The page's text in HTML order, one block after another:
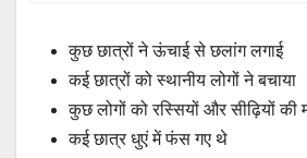
कुछ छात्रों ने ऊंचाई से छलांग लगाई
कई छात्रों को स्थानीय लोगों ने बचाया
कुछ लोगों को रस्सियों और सीढ़ियों की
कई छात्र धुएं में फंस गए थे